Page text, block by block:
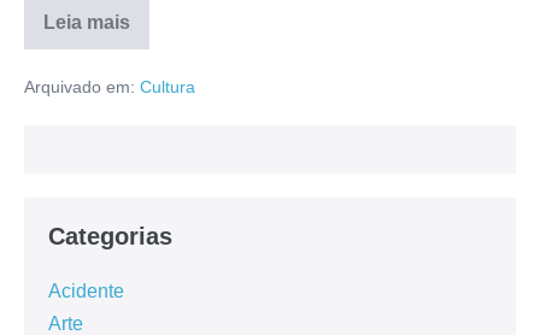
Leia mais
Arquivado em: Cultura
Categorias
Acidente
Arte